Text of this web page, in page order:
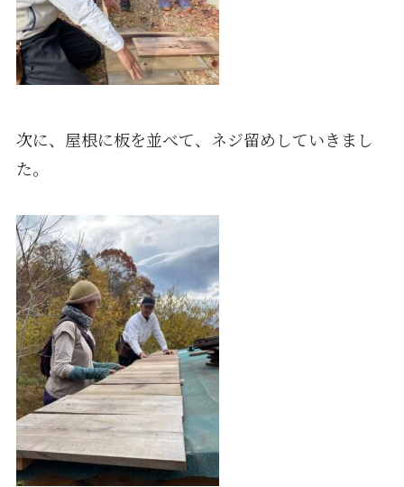
次に、屋根に板を並べて、ネジ留めしていきまし
た。